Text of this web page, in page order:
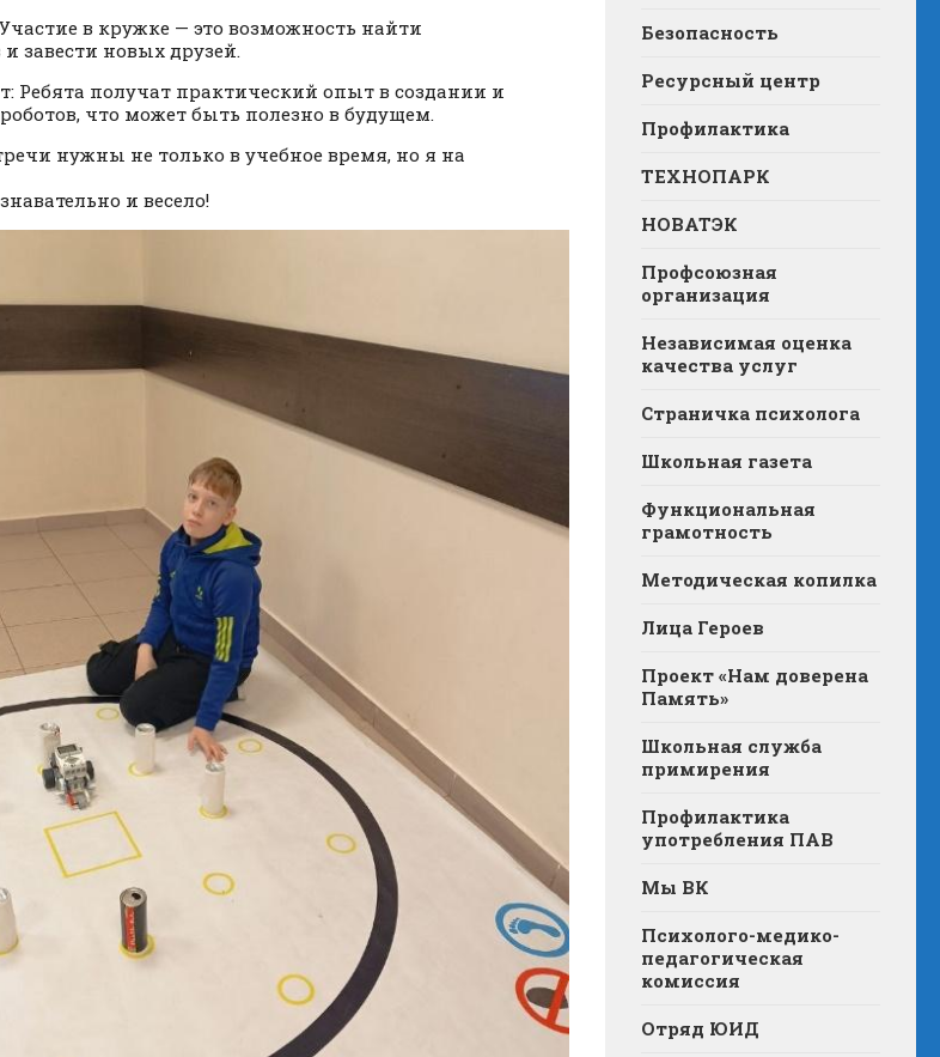
в кружке — это возможность найти
завести новых друзей.
Ребята получат практический опыт в создании и
что может быть полезно в будущем.
нужны не только в учебное время, но я на
и весело!
Безопасность
Ресурсный центр
Профилактика
ТЕХНОПАРК
НОВАТЭК
Профсоюзная
организация
Независимая оценка
качества услуг
Страничка психолога
Школьная газета
Функциональная
грамотность
Методическая копилка
Лица Героев
Проект «Нам доверена
Память»
Школьная служба
примирения
Профилактика
употребления ПАВ
Мы ВК
Психолого-медико-
педагогическая
комиссия
Отряд ЮИД